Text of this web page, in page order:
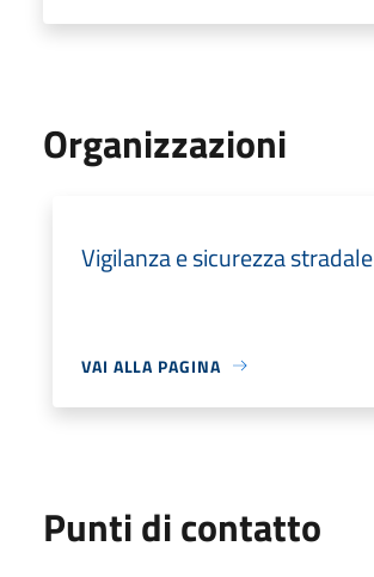
Organizzazioni
Vigilanza e sicurezza stradale
VAI ALLA PAGINA
Punti di contatto